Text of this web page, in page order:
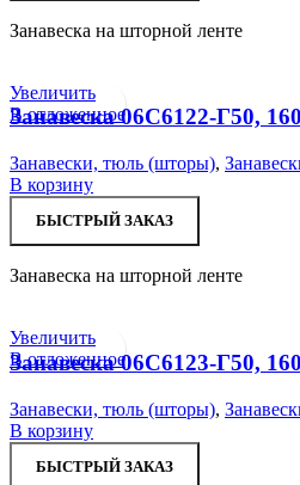
Занавеска на шторной ленте
Увеличить
В отложенное
Занавеска 06С6122-Г50,
Занавески, тюль (шторы),
В корзину
БЫСТРЫЙ ЗАКАЗ
Занавеска на шторной ленте
Увеличить
В отложенное
Занавеска 06С6123-Г50,
Занавески, тюль (шторы),
В корзину
БЫСТРЫЙ ЗАКАЗ